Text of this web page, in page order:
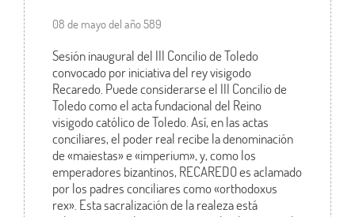
08 de mayo del año 589
Sesión inaugural del III Concilio de Toledo
convocado por iniciativa del rey visigodo
Recaredo. Puede considerarse el III Concilio de
Toledo como el acta fundacional del Reino
visigodo católico de Toledo. Así, en las actas
conciliares, el poder real recibe la denominación
de «maiestas» e «imperium», y, como los
emperadores bizantinos, RECAREDO es aclamado
por los padres conciliares como «orthodoxus
rex». Esta sacralización de la realeza está